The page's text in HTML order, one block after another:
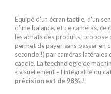
Équipé d’un écran tactile, d’un
d’une balance, et de caméras,
les achats des produits,
permet de payer sans passer en
seconde !) par caméras latérales
caddie. La teechnologie de
« visuellement » l’intégralité du
précision est de 98% !